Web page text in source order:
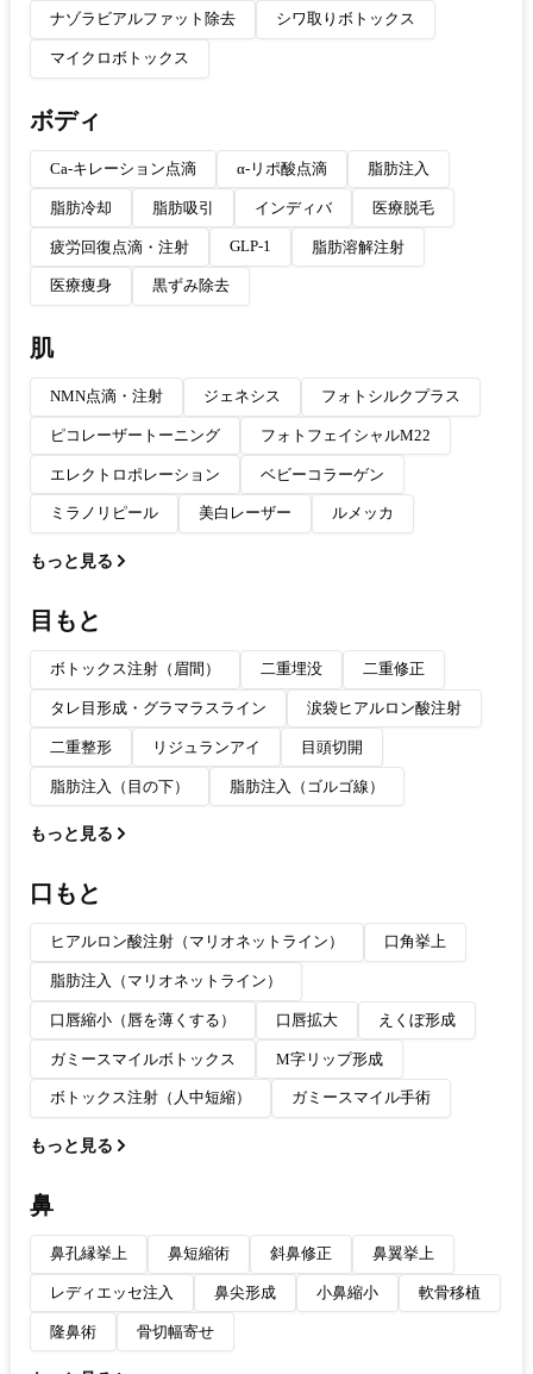
ナゾラビアルファット除去 シワ取りボトックス
マイクロボトックス
ボディ
Ca-キレーション点滴 α-リポ酸点滴 脂肪注入
脂肪冷却 脂肪吸引 インディバ 医療脱毛
疲労回復点滴・注射 GLP-1 脂肪溶解注射
医療痩身 黒ずみ除去
肌
NMN点滴・注射 ジェネシス フォトシルクプラス
ピコレーザートーニング フォトフェイシャルM22
エレクトロポレーション ベビーコラーゲン
ミラノリピール 美白レーザー ルメッカ
もっと見る
目もと
ボトックス注射（眉間） 二重埋没 二重修正
タレ目形成・グラマラスライン 涙袋ヒアルロン酸注射
二重整形 リジュランアイ 目頭切開
脂肪注入（目の下） 脂肪注入（ゴルゴ線）
もっと見る
口もと
ヒアルロン酸注射（マリオネットライン） 口角挙上
脂肪注入（マリオネットライン）
口唇縮小（唇を薄くする） 口唇拡大 えくぼ形成
ガミースマイルボトックス M字リップ形成
ボトックス注射（人中短縮） ガミースマイル手術
もっと見る
鼻
鼻孔縁挙上 鼻短縮術 斜鼻修正 鼻翼挙上
レディエッセ注入 鼻尖形成 小鼻縮小 軟骨移植
隆鼻術 骨切幅寄せ